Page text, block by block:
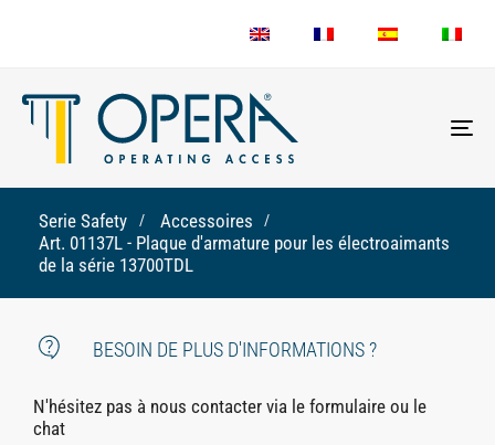
Serie Safety
Accessoires
Art. 01137L - Plaque d'armature pour les électroaimants
de la série 13700TDL
BESOIN DE PLUS D'INFORMATIONS ?
N'hésitez pas à nous contacter via le formulaire ou le
chat